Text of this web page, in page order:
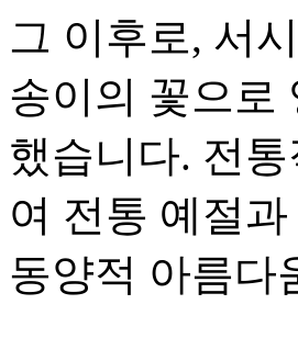
그 이후로, 서
송이의 꽃으로
했습니다. 전
여 전통 예절
동양적 아름다